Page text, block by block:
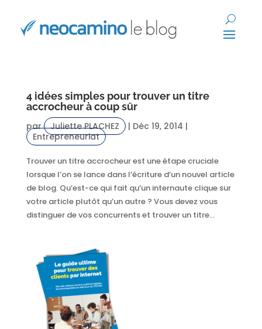
4 idées simples pour trouver un titre
accrocheur à coup sûr
par Juliette PLACHEZ | Déc 19, 2014 |
Entrepreneuriat
Trouver un titre accrocheur est une étape cruciale
lorsque l’on se lance dans l’écriture d’un nouvel article
de blog. Qu’est-ce qui fait qu’un internaute clique sur
votre article plutôt qu’un autre ? Vous devez vous
distinguer de vos concurrents et trouver un titre...